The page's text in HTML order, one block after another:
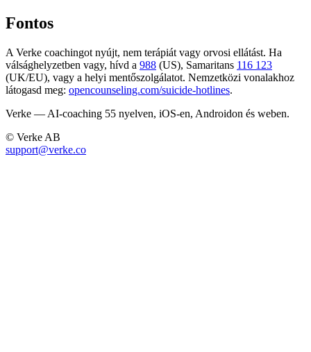
Fontos
A Verke coachingot nyújt, nem terápiát vagy orvosi ellátást. Ha
válsághelyzetben vagy, hívd a 988 (US), Samaritans 116 123
(UK/EU), vagy a helyi mentőszolgálatot. Nemzetközi vonalakhoz
látogasd meg: opencounseling.com/suicide-hotlines.
Verke — AI-coaching 55 nyelven, iOS-en, Androidon és weben.
© Verke AB
support@verke.co